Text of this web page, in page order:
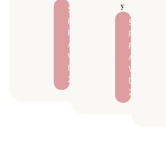
S
P
R
A
W
D
Ź
y
S
P
R
A
W
D
Ź